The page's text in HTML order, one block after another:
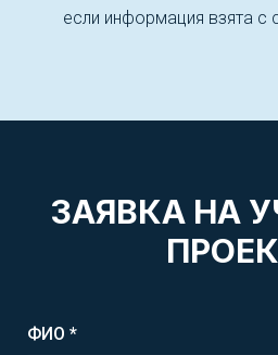
если информация взята с
ЗАЯВКА НА
ФИО *